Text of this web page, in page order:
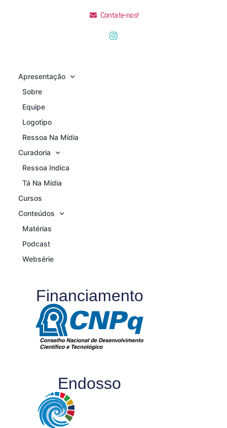
Contate-nos!
Apresentação
Sobre
Equipe
Logotipo
Ressoa Na Mídia
Curadoria
Ressoa Indica
Tá Na Mídia
Cursos
Conteúdos
Matérias
Podcast
Websérie
Financiamento
Endosso